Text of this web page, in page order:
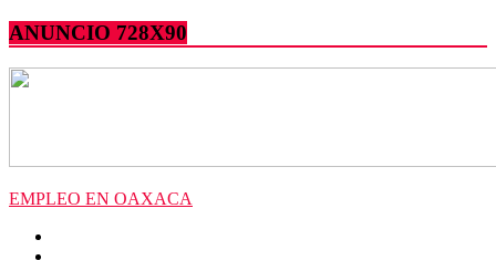
ANUNCIO 728X90
EMPLEO EN OAXACA